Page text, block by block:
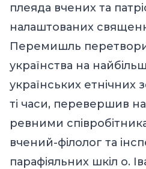
плеяда вчених та
налаштованих
Перемишль
українства на
українських етнічних
ті часи, перевершив
ревними
вчений-філолог та
парафіяльних шкіл о.